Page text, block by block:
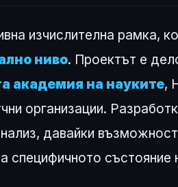
изчислителна рамка,
ниво. Проектът е
академия на науките,
организации.
давайки
специфичното състояние